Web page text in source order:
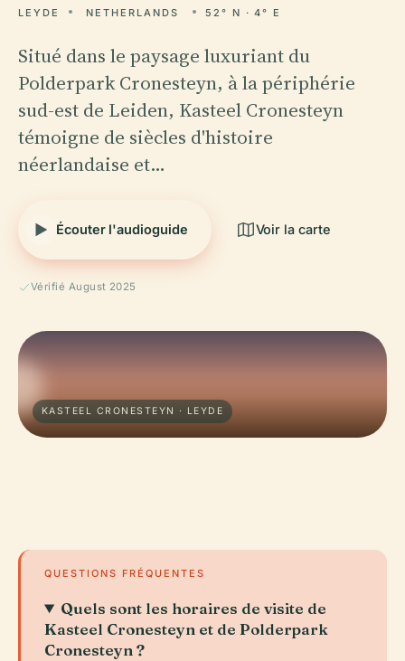
LEYDE NETHERLANDS 52° N · 4° E
Situé dans le paysage luxuriant du
Polderpark Cronesteyn, à la périphérie
sud-est de Leiden, Kasteel Cronesteyn
témoigne de siècles d'histoire
néerlandaise et…
Écouter l'audioguide Voir la carte
Vérifié August 2025
KASTEEL CRONESTEYN · LEYDE
QUESTIONS FRÉQUENTES
Quels sont les horaires de visite de
Kasteel Cronesteyn et de Polderpark
Cronesteyn ?